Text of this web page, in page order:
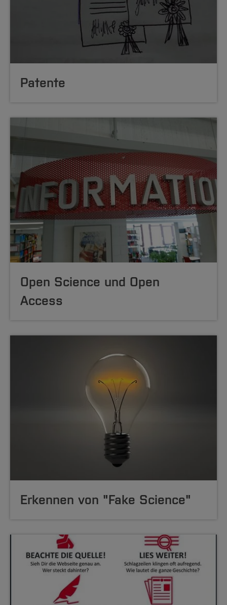
Patente
Open Science und Open
Access
Erkennen von "Fake Science"